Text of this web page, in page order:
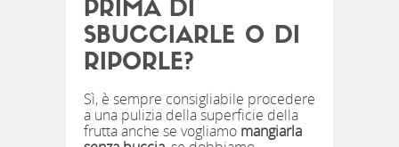
PRIMA DI
SBUCCIARLE O DI
RIPORLE?
Sì, è sempre consigliabile procedere
a una pulizia della superficie della
frutta anche se vogliamo mangiarla